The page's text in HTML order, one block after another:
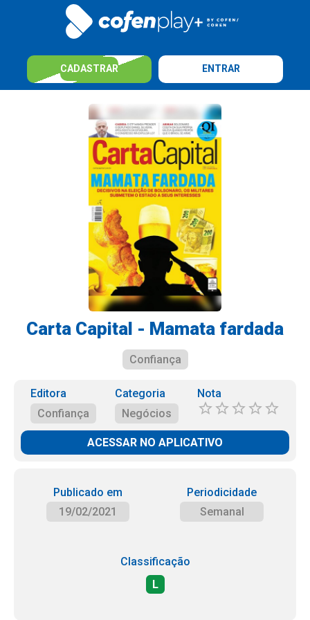
CADASTRAR ENTRAR
Carta Capital - Mamata fardada
Confiança
Editora
Confiança
Categoria
Negócios
Nota
ACESSAR NO APLICATIVO
Publicado em
19/02/2021
Periodicidade
Semanal
Classificação
L